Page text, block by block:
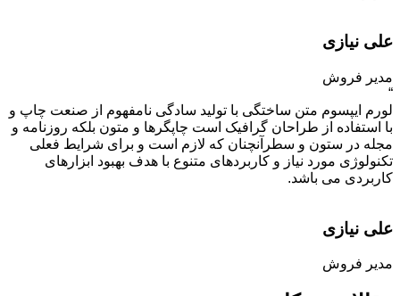
علی نیازی
مدیر فروش
“
لورم ایپسوم متن ساختگی با تولید سادگی نامفهوم از صنعت چاپ و
با استفاده از طراحان گرافیک است چاپگرها و متون بلکه روزنامه و
مجله در ستون و سطرآنچنان که لازم است و برای شرایط فعلی
تکنولوژی مورد نیاز و کاربردهای متنوع با هدف بهبود ابزارهای
کاربردی می باشد.
علی نیازی
مدیر فروش